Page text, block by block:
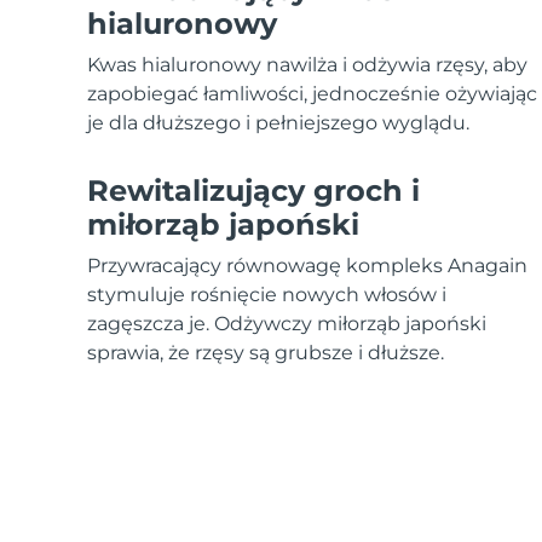
hialuronowy
Kwas hialuronowy nawilża i odżywia rzęsy, aby
zapobiegać łamliwości, jednocześnie ożywiając
je dla dłuższego i pełniejszego wyglądu.
Rewitalizujący groch i
miłorząb japoński
Przywracający równowagę kompleks Anagain
stymuluje rośnięcie nowych włosów i
zagęszcza je. Odżywczy miłorząb japoński
sprawia, że rzęsy są grubsze i dłuższe.
All acne treatment devices
All revitalizing eye massagers
Pielęgnacja skóry KIWI™
Advanced pore care essentials
LUNA™ Dual-Peptide Scalp
Serum
For healthy hair
issa™ Teeth Whitening Gel
Kosmetyki Mężczyźni